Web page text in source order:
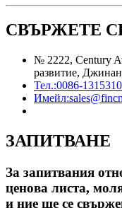
СВЪРЖЕТЕ
№ 2222, Century
развитие,
Тел.:0086-
Имейл:
ЗАПИТВАНЕ
За запитвания
ценова листа,
и ние ще се